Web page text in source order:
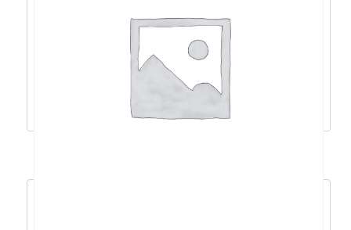
i3/16GB/1TB/IntHD/W11P/5god –
12UD004UCR
1.024,77€ 922,30 €
Dodaj u košaricu